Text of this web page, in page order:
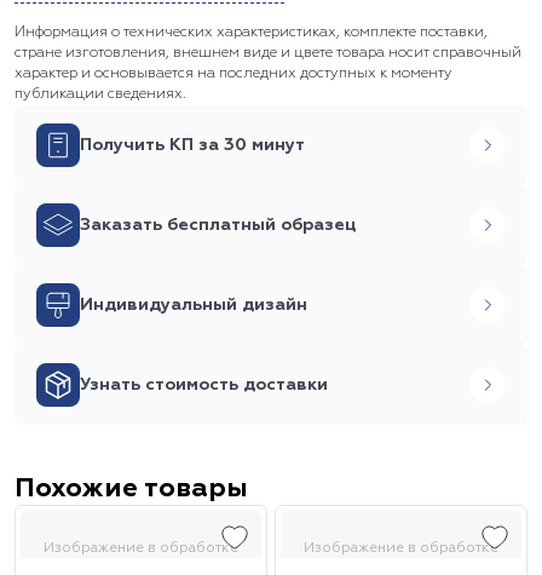
Информация о технических характеристиках, комплекте поставки,
стране изготовления, внешнем виде и цвете товара носит справочный
характер и основывается на последних доступных к моменту
публикации сведениях.
Получить КП за 30 минут
Заказать бесплатный образец
Индивидуальный дизайн
Узнать стоимость доставки
Похожие товары
Изображение в обработке Изображение в обработке